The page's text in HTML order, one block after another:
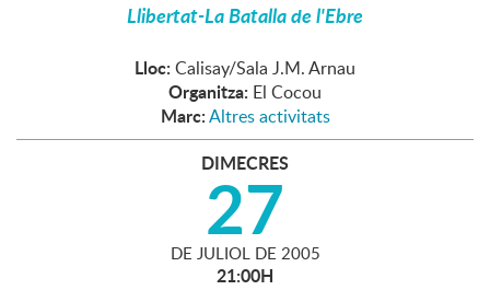
Llibertat-La Batalla de l'Ebre
Lloc: Calisay/Sala J.M. Arnau
Organitza: El Cocou
Marc:Altres activitats
DIMECRES
27
DE JULIOL DE 2005
21:00H